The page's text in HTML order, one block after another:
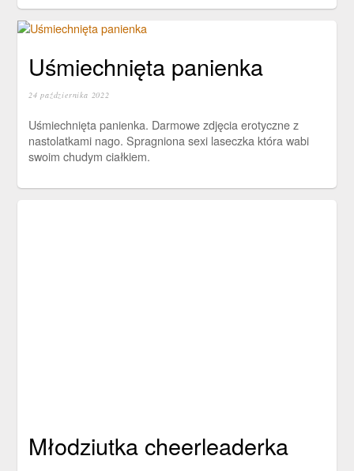
Uśmiechnięta panienka
24 października 2022
Uśmiechnięta panienka. Darmowe zdjęcia erotyczne z
nastolatkami nago. Spragniona sexi laseczka która wabi
swoim chudym ciałkiem.
Młodziutka cheerleaderka